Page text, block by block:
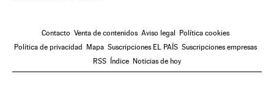
Contacto Venta de contenidos Aviso legal Política cookies
Política de privacidad Mapa Suscripciones EL PAÍS Suscripciones empresas
RSS Índice Noticias de hoy